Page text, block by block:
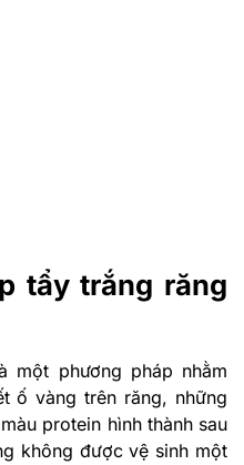
tẩy trắng răng
một phương pháp nhằm
ố vàng trên răng, những
protein hình thành sau
không được vệ sinh một